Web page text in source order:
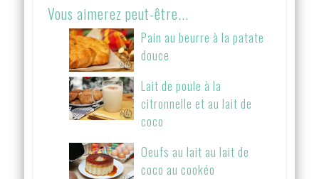
Vous aimerez peut-être...
Pain au beurre à la patate
douce
Lait de poule à la
citronnelle et au lait de
coco
Oeufs au lait au lait de
coco au cookéo